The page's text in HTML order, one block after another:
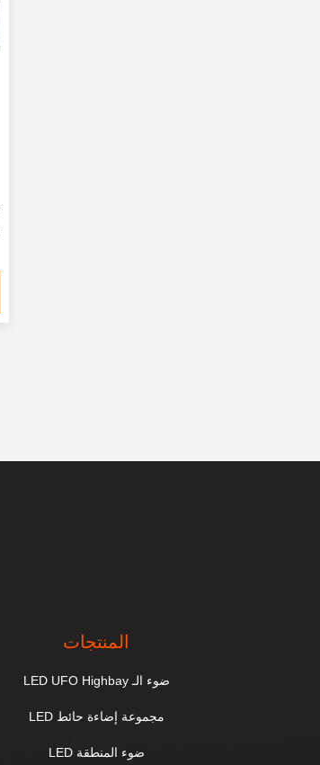
المنتجات
ضوء الـ LED UFO Highbay
مجموعة إضاءة حائط LED
ضوء المنطقة LED